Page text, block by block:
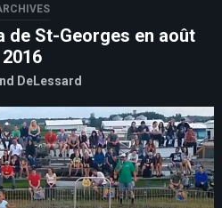
de St-Georges en août
2016
DeLessard